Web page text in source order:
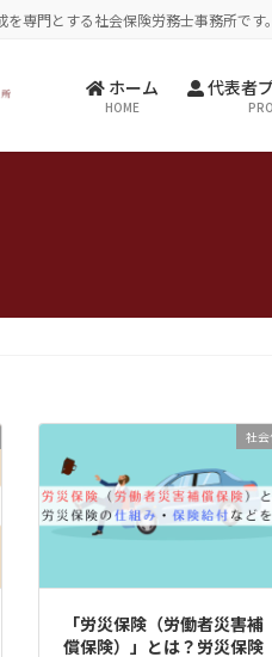
専門とする社会保険労務士事務所です。
ホーム
HOME
代表者
社
「労災保険（労働者災害補
償保険）」とは？労災保険